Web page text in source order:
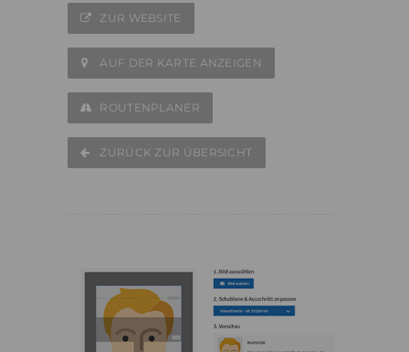
ZUR WEBSITE
AUF DER KARTE ANZEIGEN
ROUTENPLANER
ZURÜCK ZUR ÜBERSICHT